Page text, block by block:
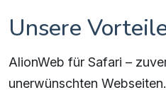
Unsere
AlionWeb für Safari –
unerwünschten